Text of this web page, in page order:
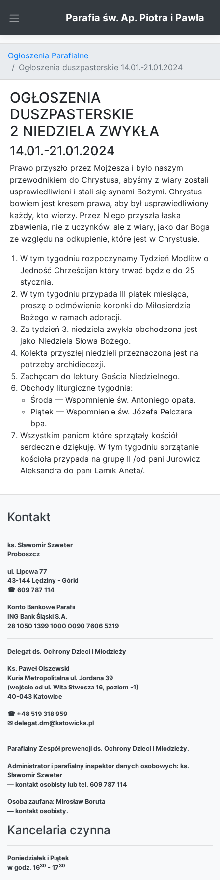
Parafia św. Ap. Piotra i Pawła
Ogłoszenia Parafialne
Ogłoszenia duszpasterskie 14.01.-21.01.2024
OGŁOSZENIA
DUSZPASTERSKIE
2 NIEDZIELA ZWYKŁA
14.01.-21.01.2024
Prawo przyszło przez Mojżesza i było naszym
przewodnikiem do Chrystusa, abyśmy z wiary zostali
usprawiedliwieni i stali się synami Bożymi. Chrystus
bowiem jest kresem prawa, aby był usprawiedliwiony
każdy, kto wierzy. Przez Niego przyszła łaska
zbawienia, nie z uczynków, ale z wiary, jako dar Boga
ze względu na odkupienie, które jest w Chrystusie.
W tym tygodniu rozpoczynamy Tydzień Modlitw o
Jedność Chrześcijan który trwać będzie do 25
stycznia.
W tym tygodniu przypada III piątek miesiąca,
proszę o odmówienie koronki do Miłosierdzia
Bożego w ramach adoracji.
Za tydzień 3. niedziela zwykła obchodzona jest
jako Niedziela Słowa Bożego.
Kolekta przyszłej niedzieli przeznaczona jest na
potrzeby archidiecezji.
Zachęcam do lektury Gościa Niedzielnego.
Obchody liturgiczne tygodnia:
Środa — Wspomnienie św. Antoniego opata.
Piątek — Wspomnienie św. Józefa Pelczara
bpa.
Wszystkim paniom które sprzątały kościół
serdecznie dziękuję. W tym tygodniu sprzątanie
kościoła przypada na grupę II /od pani Jurowicz
Aleksandra do pani Lamik Aneta/.
Kontakt
ks. Sławomir Szweter
Proboszcz
ul. Lipowa 77
43-144 Lędziny - Górki
☎ 609 787 114
Konto Bankowe Parafii
ING Bank Śląski S.A.
28 1050 1399 1000 0090 7606 5219
Delegat ds. Ochrony Dzieci i Młodzieży
Ks. Paweł Olszewski
Kuria Metropolitalna ul. Jordana 39
(wejście od ul. Wita Stwosza 16, poziom -1)
40-043 Katowice
☎ +48 519 318 959
✉ delegat.dm@katowicka.pl
Parafialny Zespół prewencji ds. Ochrony Dzieci i Młodzieży.
Administrator i parafialny inspektor danych osobowych: ks.
Sławomir Szweter
— kontakt osobisty lub tel. 609 787 114
Osoba zaufana: Mirosław Boruta
— kontakt osobisty.
Kancelaria czynna
Poniedziałek i Piątek
w godz. 1630 - 1730